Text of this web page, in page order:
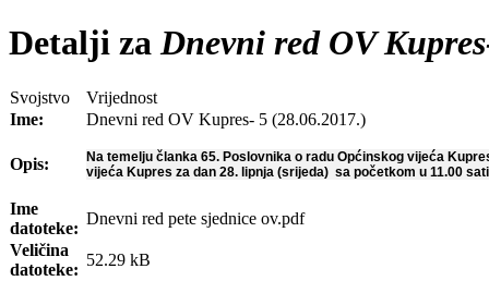
Detalji zaDnevni red OV
Svojstvo
Vrijednost
Ime:
Dnevni red OV Kupres- 5 (28.06.2017.)
Opis:
Na temelju članka 65. Poslovnika o radu Općinskog vijeća
vijeća Kupres za dan 28. lipnja (srijeda) sa početkom u 11.00
Ime
datoteke:
Dnevni red pete sjednice ov.pdf
Veličina
datoteke:
52.29 kB